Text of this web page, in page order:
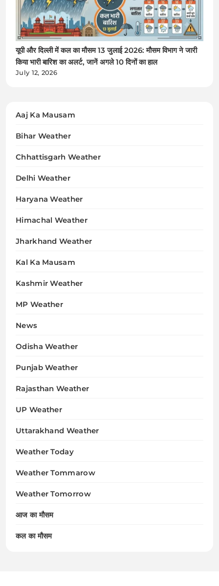
यूपी और दिल्ली में कल का मौसम 13 जुलाई 2026: मौसम विभाग ने जारी
किया भारी बारिश का अलर्ट, जानें अगले 10 दिनों का हाल
July 12, 2026
Aaj Ka Mausam
Bihar Weather
Chhattisgarh Weather
Delhi Weather
Haryana Weather
Himachal Weather
Jharkhand Weather
Kal Ka Mausam
Kashmir Weather
MP Weather
News
Odisha Weather
Punjab Weather
Rajasthan Weather
UP Weather
Uttarakhand Weather
Weather Today
Weather Tommarow
Weather Tomorrow
आज का मौसम
कल का मौसम